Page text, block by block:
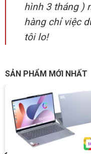
hình 3 tháng )
hàng chỉ việc
tôi lo!
SẢN PHẨM MỚI NHẤT